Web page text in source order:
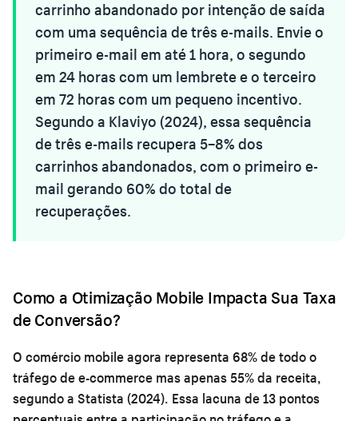
carrinho abandonado por intenção de saída
com uma sequência de três e-mails. Envie o
primeiro e-mail em até 1 hora, o segundo
em 24 horas com um lembrete e o terceiro
em 72 horas com um pequeno incentivo.
Segundo a Klaviyo (2024), essa sequência
de três e-mails recupera 5–8% dos
carrinhos abandonados, com o primeiro e-
mail gerando 60% do total de
recuperações.
Como a Otimização Mobile Impacta Sua Taxa
de Conversão?
O comércio mobile agora representa 68% de todo o
tráfego de e-commerce mas apenas 55% da receita,
segundo a Statista (2024). Essa lacuna de 13 pontos